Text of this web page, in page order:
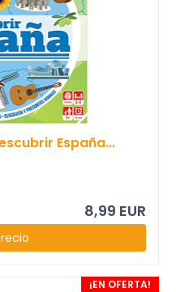
España...
8,99 EUR
¡EN OFERTA!